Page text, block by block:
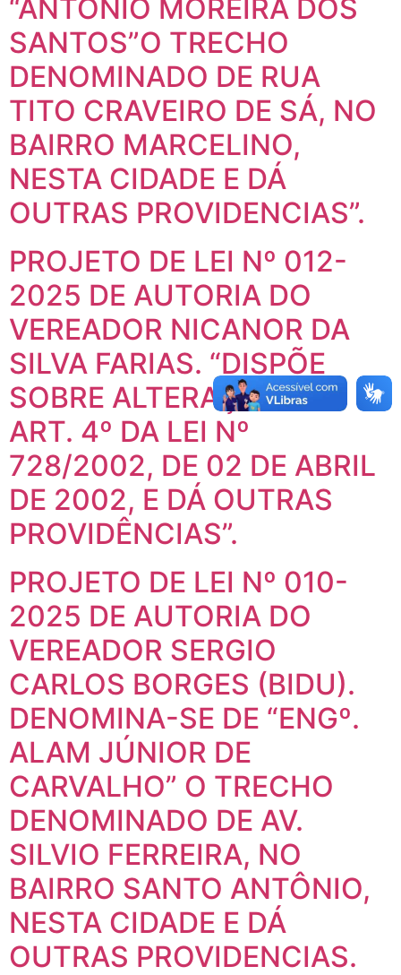
“ANTONIO MOREIRA DOS
SANTOS”O TRECHO
DENOMINADO DE RUA
TITO CRAVEIRO DE SÁ, NO
BAIRRO MARCELINO,
NESTA CIDADE E DÁ
OUTRAS PROVIDENCIAS”.
PROJETO DE LEI Nº 012-
2025 DE AUTORIA DO
VEREADOR NICANOR DA
SILVA FARIAS. “DISPÕE
SOBRE ALTERAÇÃO DO
ART. 4º DA LEI Nº
728/2002, DE 02 DE ABRIL
DE 2002, E DÁ OUTRAS
PROVIDÊNCIAS”.
PROJETO DE LEI Nº 010-
2025 DE AUTORIA DO
VEREADOR SERGIO
CARLOS BORGES (BIDU).
DENOMINA-SE DE “ENGº.
ALAM JÚNIOR DE
CARVALHO” O TRECHO
DENOMINADO DE AV.
SILVIO FERREIRA, NO
BAIRRO SANTO ANTÔNIO,
NESTA CIDADE E DÁ
OUTRAS PROVIDENCIAS.